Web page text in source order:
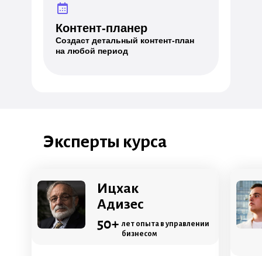
Контент-планер
Создаст детальный контент-план
на любой период
Эксперты курса
Ицхак
Адизес
лет опыта в управлении
бизнесом
50+